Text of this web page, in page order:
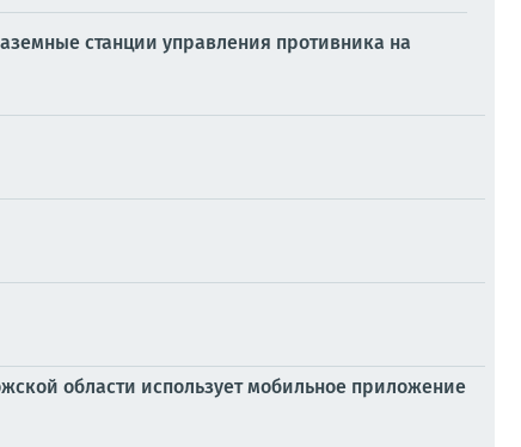
станции управления противника на
области использует мобильное приложение